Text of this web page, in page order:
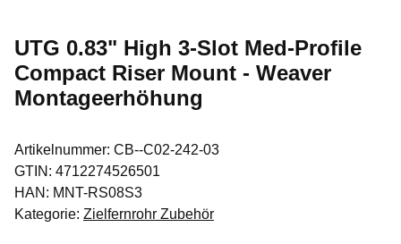
UTG 0.83" High 3-Slot Med-Profile
Compact Riser Mount - Weaver
Montageerhöhung
Artikelnummer: CB--C02-242-03
GTIN: 4712274526501
HAN: MNT-RS08S3
Kategorie: Zielfernrohr Zubehör